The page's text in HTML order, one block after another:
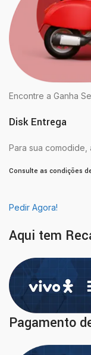
Encontre a Ganha
Disk Entrega
Para sua comodide,
Consulte as condições
Pedir Agora!
Aqui tem
Pagamento